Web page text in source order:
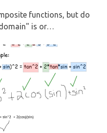
functions, but do
is or…